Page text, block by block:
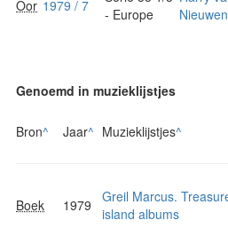
Oor 1979 / 7
- Europe
Genoemd in muzieklijstjes
Bron^ Jaar^ Muzieklijstjes^
Boek 1979
Greil Marcus.
island albums